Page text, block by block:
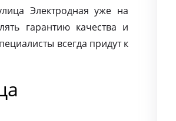
Электродная уже на
гарантию качества и
всегда придут к